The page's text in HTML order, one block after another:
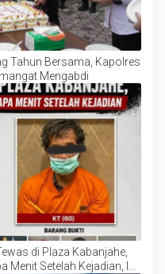
Tahun Bersama, Kapolres
Mengabdi
di Plaza Kabanjahe,
Menit Setelah Kejadian, Ini